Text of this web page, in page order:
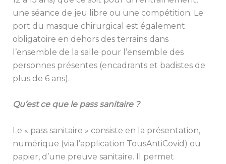
une séance de jeu libre ou une compétition. Le
port du masque chirurgical est également
obligatoire en dehors des terrains dans
l’ensemble de la salle pour l’ensemble des
personnes présentes (encadrants et badistes de
plus de 6 ans).
Qu’est ce que le pass sanitaire ?
Le « pass sanitaire » consiste en la présentation,
numérique (via l’application TousAntiCovid) ou
papier, d’une preuve sanitaire. Il permet